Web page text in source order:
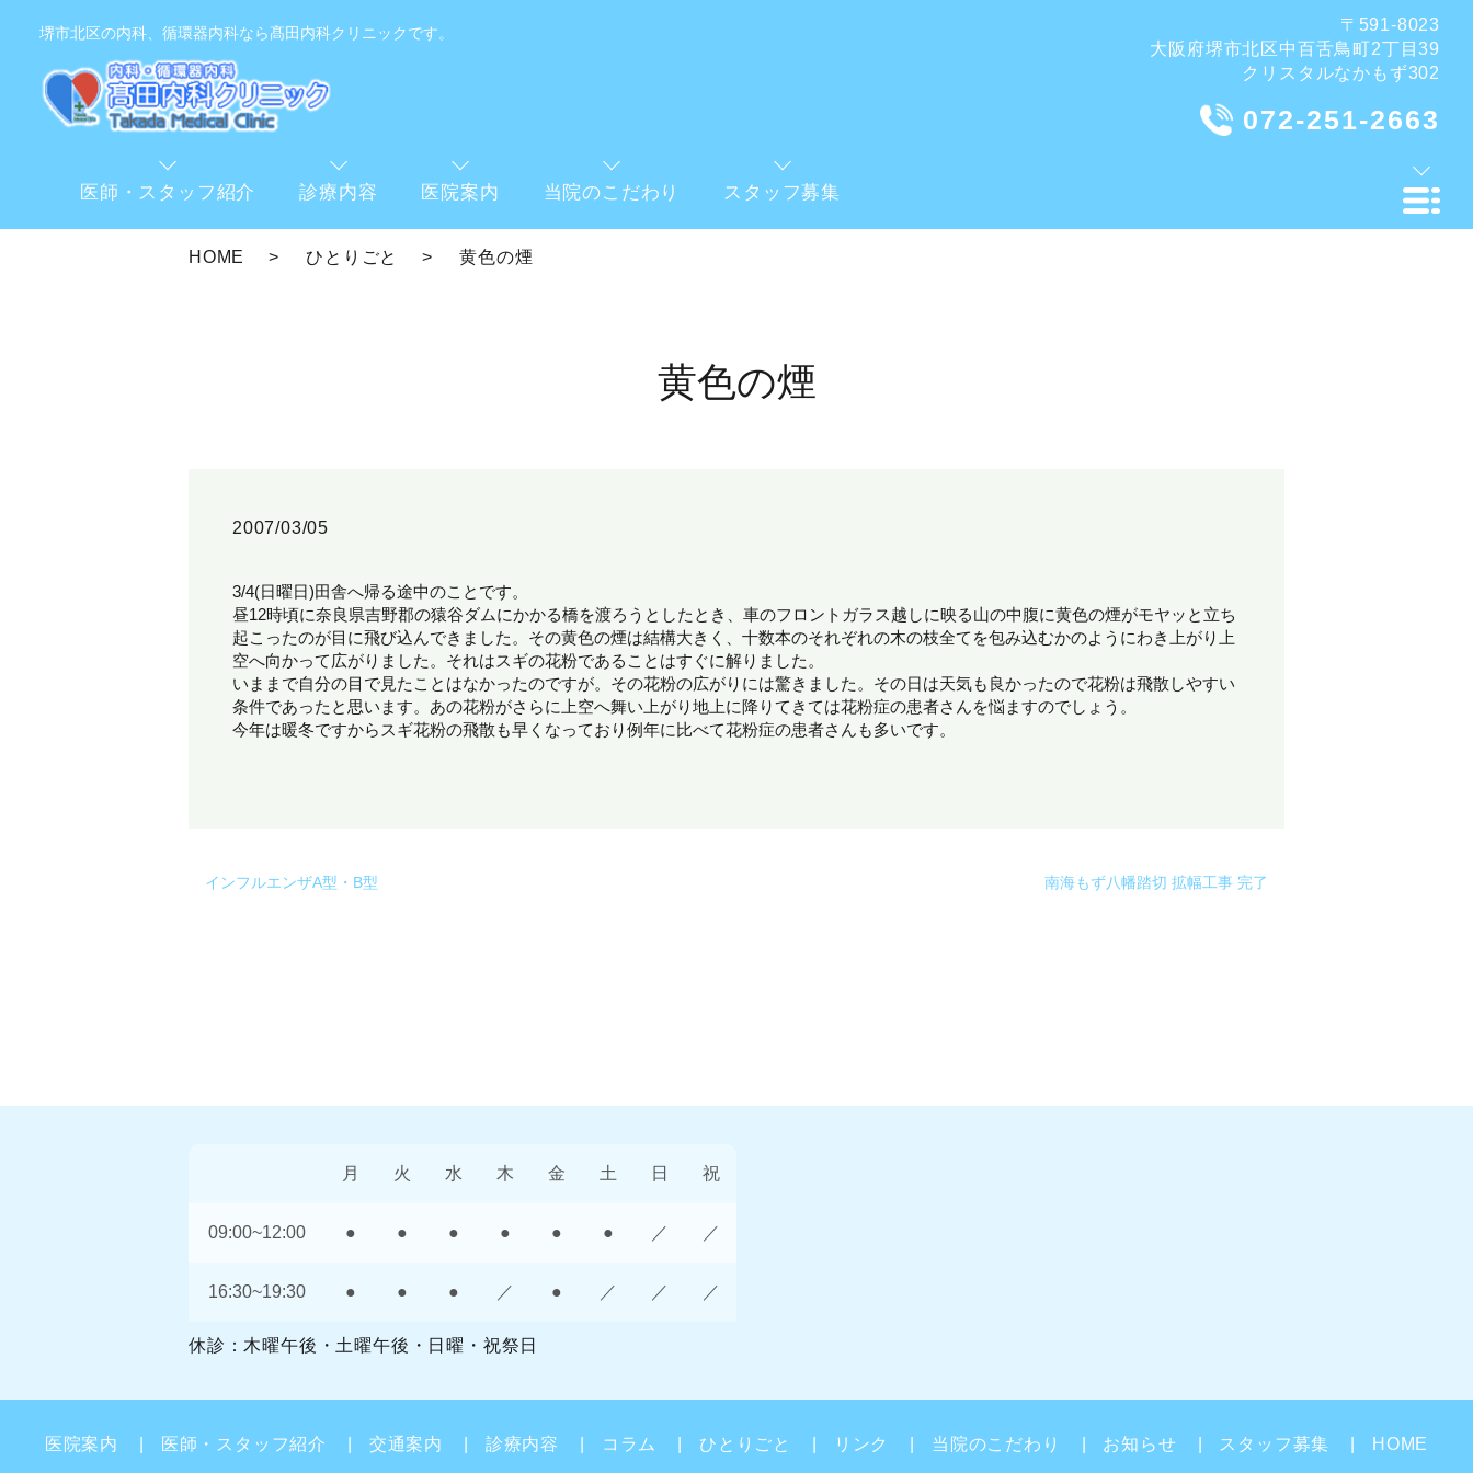
堺市北区の内科、循環器内科なら髙田内科クリニックです。
医師・スタッフ紹介 診療内容 医院案内 当院のこだわり スタッフ募集
〒591-8023
大阪府堺市北区中百舌鳥町2丁目39
クリスタルなかもず302
072-251-2663
HOME ひとりごと 黄色の煙
黄色の煙
2007/03/05
3/4(日曜日)田舎へ帰る途中のことです。
昼12時頃に奈良県吉野郡の猿谷ダムにかかる橋を渡ろうとしたとき、車のフロントガラス越しに映る山の中腹に黄色の煙がモヤッと立ち
起こったのが目に飛び込んできました。その黄色の煙は結構大きく、十数本のそれぞれの木の枝全てを包み込むかのようにわき上がり上
空へ向かって広がりました。それはスギの花粉であることはすぐに解りました。
いままで自分の目で見たことはなかったのですが。その花粉の広がりには驚きました。その日は天気も良かったので花粉は飛散しやすい
条件であったと思います。あの花粉がさらに上空へ舞い上がり地上に降りてきては花粉症の患者さんを悩ますのでしょう。
今年は暖冬ですからスギ花粉の飛散も早くなっており例年に比べて花粉症の患者さんも多いです。
インフルエンザA型・B型 南海もず八幡踏切 拡幅工事 完了
月 火 水 木 金 土 日 祝
09:00~12:00 ● ● ● ● ● ● ／ ／
16:30~19:30 ● ● ● ／ ● ／ ／ ／
休診：木曜午後・土曜午後・日曜・祝祭日
医院案内 医師・スタッフ紹介 交通案内 診療内容 コラム ひとりごと リンク 当院のこだわり お知らせ スタッフ募集 HOME